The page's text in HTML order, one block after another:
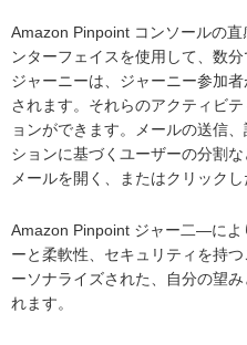
Amazon Pinpoint コンソールの
ンターフェイスを使用して、数
ジャーニーは、ジャーニー参加
されます。それらのアクティビ
ョンができます。メールの送信
ションに基づくユーザーの分割
メールを開く、またはクリック
Amazon Pinpoint ジャー二―によ
ーと柔軟性、セキュリティを持
ーソナライズされた、自分の望
れます。